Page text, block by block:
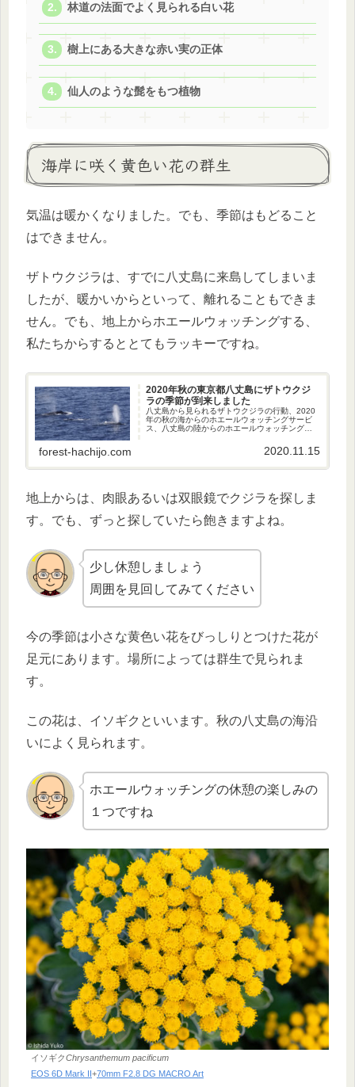
林道の法面でよく見られる白い花
樹上にある大きな赤い実の正体
仙人のような髭をもつ植物
海岸に咲く黄色い花の群生
気温は暖かくなりました。でも、季節はもどること
はできません。
ザトウクジラは、すでに八丈島に来島してしまいま
したが、暖かいからといって、離れることもできま
せん。でも、地上からホエールウォッチングする、
私たちからするととてもラッキーですね。
2020年秋の東京都八丈島にザトウクジ
ラの季節が到来しました
八丈島から見られるザトウクジラの行動、2020
年の秋の海からのホエールウォッチングサービ
ス、八丈島の陸からのホエールウォッチングの
らホエールウォッチングができるガイドさんの
forest-hachijo.com 2020.11.15
地上からは、肉眼あるいは双眼鏡でクジラを探しま
す。でも、ずっと探していたら飽きますよね。
少し休憩しましょう
周囲を見回してみてください
今の季節は小さな黄色い花をびっしりとつけた花が
足元にあります。場所によっては群生で見られま
す。
この花は、イソギクといいます。秋の八丈島の海沿
いによく見られます。
ホエールウォッチングの休憩の楽しみの
１つですね
イソギクChrysanthemum pacificum
EOS 6D Mark II+70mm F2.8 DG MACRO Art